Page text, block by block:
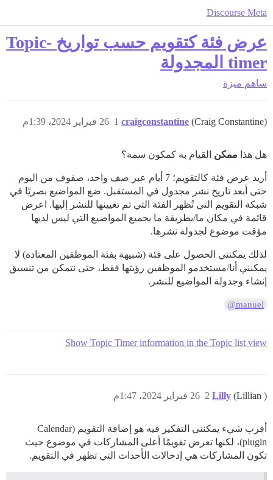
Discourse Meta
عرض فئة كتقويم حسب تواريخ Topic-
timer المجدولة
ساهم ميزة
craigconstantine (Craig Constantine) 26 فبراير 2024، 1:39م 1
هل هذا ممكن القيام به كمكون سمة؟
أريد عرض فئة كالتقويم؛ 7 أيام عبر صف واحد، صفوف من اليوم
حتى أبعد تاريخ نشر مجدول في المستقبل. ضع المواضيع بصريًا في
شبكة التقويم التي تُظهر الفئة التي تم تعيينها للنشر إليها. اعرض
قائمة في مكان ما/بطريقة ما بجميع المواضيع التي ليس لديها
مؤقت موضوع لجدولة نشرها.
لذلك يمكنني الحصول على فئة (شبيهة بفئة الموظفين المعتادة) لا
يمكنني أنا/مستخدمو الموظفين رؤيتها فقط، حتى نتمكن من تنسيق
إنشاء وجدولة المواضيع للنشر.
@manuel
Show Topic Timer information in the Topic list view
Lilly (Lillian ) 26 فبراير 2024، 1:47م 2
أقرب شيء يمكنني التفكير فيه هو إضافة التقويم (Calendar
plugin)، لكنها تعرض تقويمًا أعلى المشاركات في موضوع حيث
تكون المشاركات هي إدخالات الأحداث التي تظهر في التقويم.